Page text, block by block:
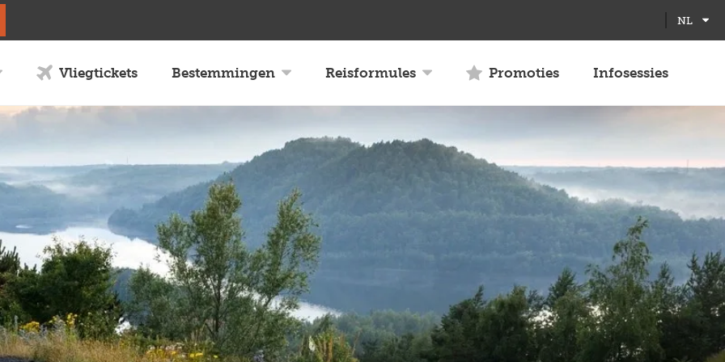
NL
Vliegtickets Bestemmingen Reisformules Promoties Infosessies
screen